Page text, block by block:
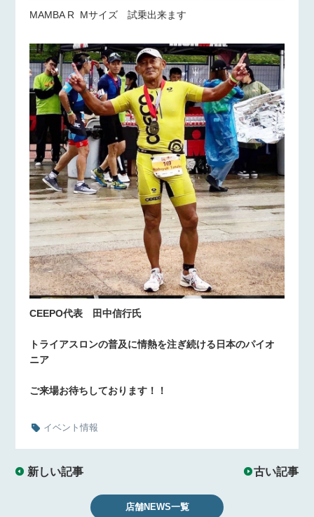
MAMBA R Mサイズ 試乗出来ます
CEEPO代表 田中信行氏
トライアスロンの普及に情熱を注ぎ続ける日本のパイオ
ニア
ご来場お待ちしております！！
イベント情報
新しい記事 古い記事
店舗NEWS一覧